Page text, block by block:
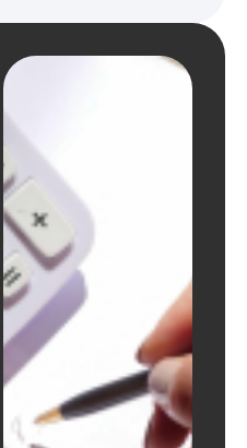
на совесть: тут и
структура, и
оформление.
самостоятельно
Благодарна.
Вадим